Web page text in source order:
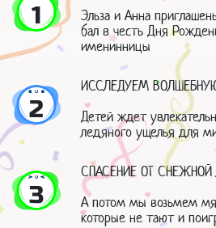
1
Эльза и Анна
бал в честь Дня
именинницы
2
ИССЛЕДУЕМ
Детей ждет
ледяного ущелья для
3
СПАСЕНИЕ ОТ
А потом мы возьмем
которые не тают и